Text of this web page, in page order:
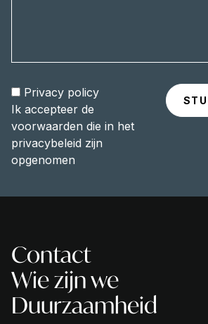
Privacy policy
Ik accepteer de
voorwaarden die in het
privacybeleid zijn
opgenomen
Contact
Wie zijn we
Duurzaamheid